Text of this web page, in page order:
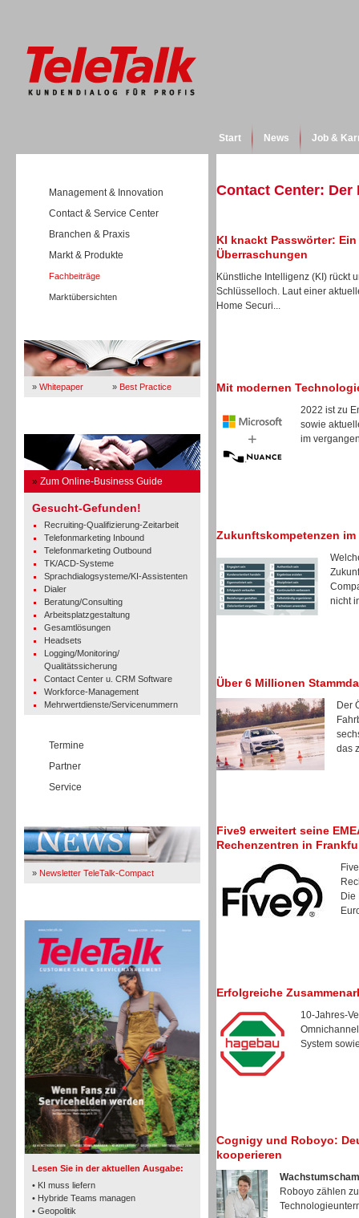
Start News Job &
Management & Innovation
Contact & Service Center
Branchen & Praxis
Markt & Produkte
Fachbeiträge
Marktübersichten
» Whitepaper » Best Practice
» Zum Online-Business Guide
Gesucht-Gefunden!
Recruiting-Qualifizierung-Zeitarbeit
Telefonmarketing Inbound
Telefonmarketing Outbound
TK/ACD-Systeme
Sprachdialogsysteme/KI-Assistenten
Dialer
Beratung/Consulting
Arbeitsplatzgestaltung
Gesamtlösungen
Headsets
Logging/Monitoring/
Qualitätssicherung
Contact Center u. CRM Software
Workforce-Management
Mehrwertdienste/Servicenummern
Termine
Partner
Service
» Newsletter TeleTalk-Compact
Lesen Sie in der aktuellen Ausgabe:
• KI muss liefern
• Hybride Teams managen
• Geopolitik
TK- und ACD-Systeme
Contact Center:
KI knackt Passwörter:
Überraschungen
Künstliche Intelligenz (KI) rückt
Schlüsselloch. Laut einer
Home Securi...
Mit modernen
2022 ist zu
sowie
im
Zukunftskompetenzen im
nicht
Über 6 Millionen
Der
das
Five9 erweitert seine
Rechenzentren in
Die
Erfolgreiche
10-Jahres-
System
Cognigy und Roboyo:
kooperieren
Roboyo zählen